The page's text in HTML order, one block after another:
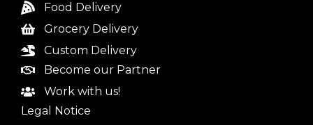
Food Delivery
Grocery Delivery
Custom Delivery
Become our Partner
Work with us!
Legal Notice